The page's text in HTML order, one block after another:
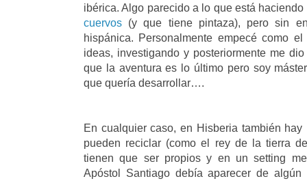
ibérica. Algo parecido a lo que está
cuervos (y que tiene pintaza), pero sin
hispánica. Personalmente empecé como
ideas, investigando y posteriormente me
que la aventura es lo último pero soy
que quería desarrollar….
En cualquier caso, en Hisberia también
pueden reciclar (como el rey de la tierra
tienen que ser propios y en un setting
Apóstol Santiago debía aparecer de